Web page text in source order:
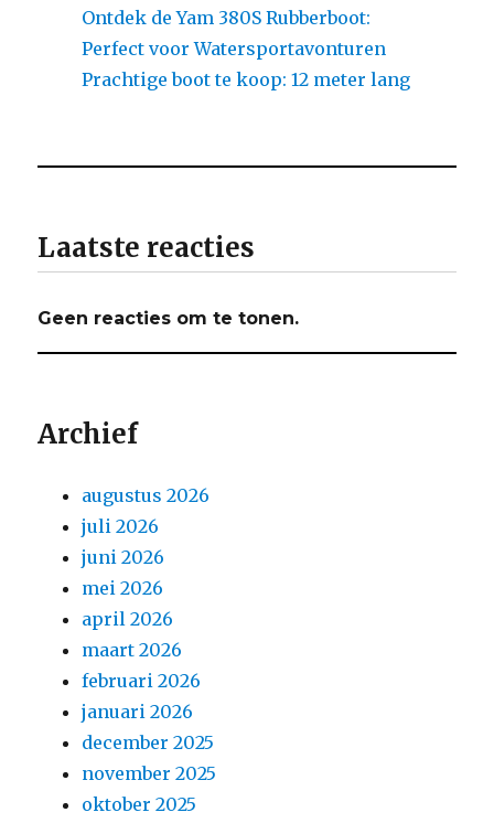
Ontdek de Yam 380S Rubberboot:
Perfect voor Watersportavonturen
Prachtige boot te koop: 12 meter lang
Laatste reacties
Geen reacties om te tonen.
Archief
augustus 2026
juli 2026
juni 2026
mei 2026
april 2026
maart 2026
februari 2026
januari 2026
december 2025
november 2025
oktober 2025